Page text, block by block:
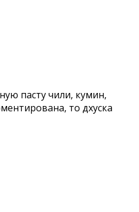
пасту чили, кумин,
то дхуска